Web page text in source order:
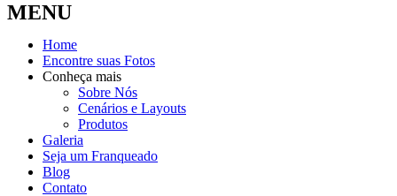
MENU
Home
Encontre suas Fotos
Conheça mais
Sobre Nós
Cenários e Layouts
Produtos
Galeria
Seja um Franqueado
Blog
Contato